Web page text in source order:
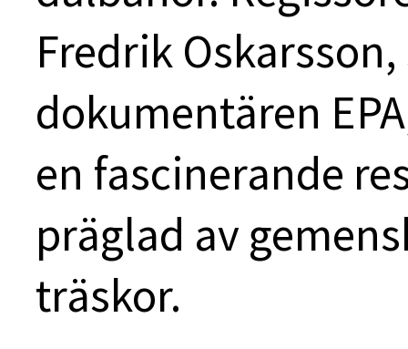
Fredrik
dokumentären
en fascinerande
präglad av
träskor.